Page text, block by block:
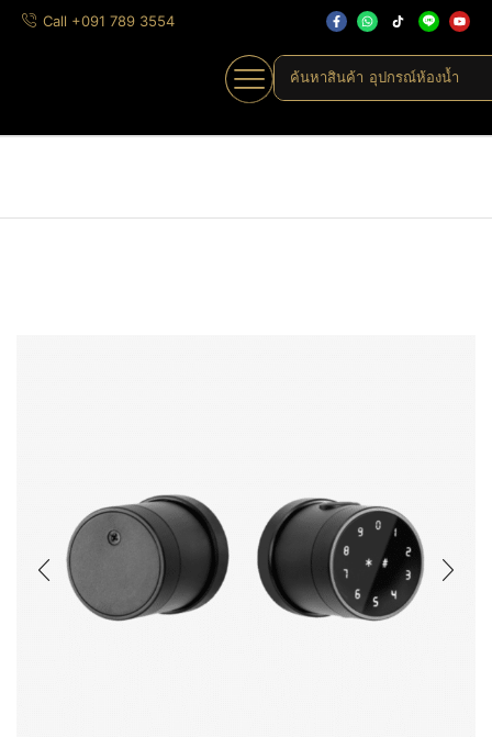
Call +091 789 3554
ค้นหาสินค้า อุปกรณ์ห้องน้ำ